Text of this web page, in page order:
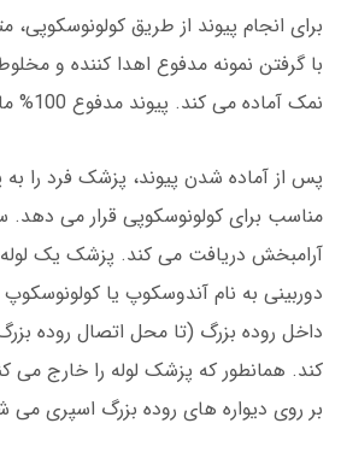
برای انجام پیوند از طریق
با گرفتن نمونه مدفوع اهدا کننده و
نمک آماده می کند. پیوند مدفوع 100% مایع است.
پس از آماده شدن پیوند، پزشک فرد را به
مناسب برای کولونوسکوپی قرار می دهد.
آرامبخش دریافت می کند. پزشک یک لوله
دوربینی به نام آندوسکوپ یا
داخل روده بزرگ (تا محل اتصال روده
کند. همانطور که پزشک لوله را خارج می
بر روی دیواره های روده بزرگ اسپری می